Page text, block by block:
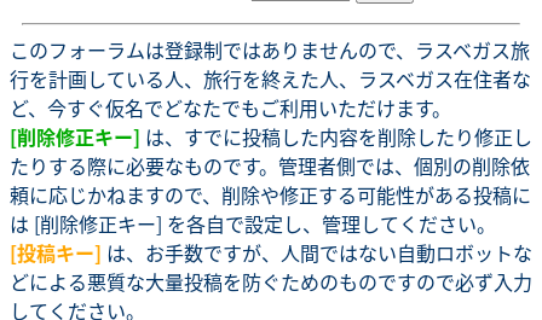
このフォーラムは登録制ではありませんので、ラスベガス旅
行を計画している人、旅行を終えた人、ラスベガス在住者な
ど、今すぐ仮名でどなたでもご利用いただけます。
[削除修正キー] は、すでに投稿した内容を削除したり修正し
たりする際に必要なものです。管理者側では、個別の削除依
頼に応じかねますので、削除や修正する可能性がある投稿に
は [削除修正キー] を各自で設定し、管理してください。
[投稿キー] は、お手数ですが、人間ではない自動ロボットな
どによる悪質な大量投稿を防ぐためのものですので必ず入力
してください。